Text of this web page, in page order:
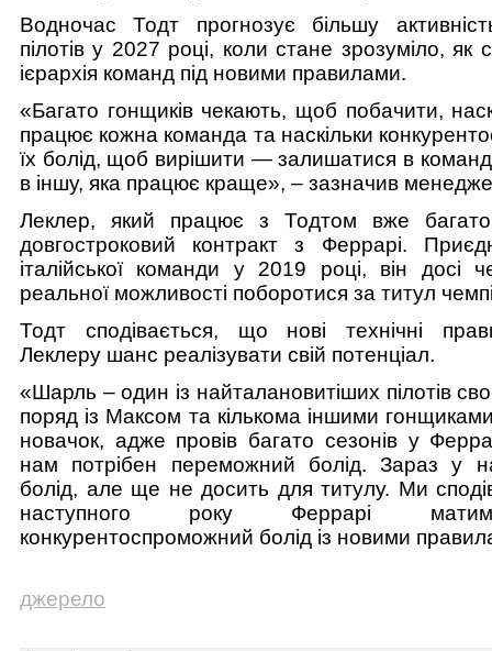
Водночас Тодт прогнозує більшу
пілотів у 2027 році, коли стане зрозуміло, як
ієрархія команд під новими правилами.
«Багато гонщиків чекають, щоб побачити,
працює кожна команда та наскільки
їх болід, щоб вирішити — залишатися в
в іншу, яка працює краще», – зазначив
Леклер, який працює з Тодтом вже
довгостроковий контракт з Феррарі.
італійської команди у 2019 році, він досі
реальної можливості поборотися за титул
Тодт сподівається, що нові технічні
Леклеру шанс реалізувати свій потенціал.
«Шарль – один із найталановитіших пілотів
поряд із Максом та кількома іншими
новачок, адже провів багато сезонів у
нам потрібен переможний болід. Зараз у
болід, але ще не досить для титулу. Ми
наступного року Феррарі
конкурентоспроможний болід із новими
джерело